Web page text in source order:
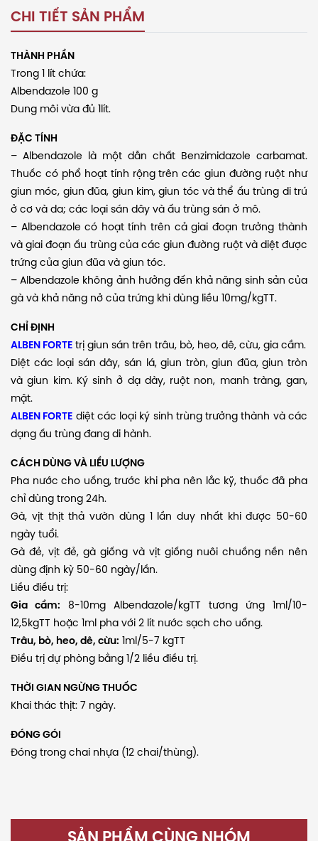
CHI TIẾT SẢN PHẨM
THÀNH PHẦN
Trong 1 lít chứa:
Albendazole 100 g
Dung môi vừa đủ 1lít.
ĐẶC TÍNH
– Albendazole là một dẫn chất Benzimidazole carbamat.
Thuốc có phổ hoạt tính rộng trên các giun đường ruột như
giun móc, giun đũa, giun kim, giun tóc và thể ấu trùng di trú
ở cơ và da; các loại sán dây và ấu trùng sán ở mô.
– Albendazole có hoạt tính trên cả giai đoạn trưởng thành
và giai đoạn ấu trùng của các giun đường ruột và diệt được
trứng của giun đũa và giun tóc.
– Albendazole không ảnh hưởng đến khả năng sinh sản của
gà và khả năng nở của trứng khi dùng liều 10mg/kgTT.
CHỈ ĐỊNH
ALBEN FORTE trị giun sán trên trâu, bò, heo, dê, cừu, gia cầm.
Diệt các loại sán dây, sán lá, giun tròn, giun đũa, giun tròn
và giun kim. Ký sinh ở dạ dày, ruột non, manh tràng, gan,
mật.
ALBEN FORTE diệt các loại ký sinh trùng trưởng thành và các
dạng ấu trùng đang di hành.
CÁCH DÙNG VÀ LIỀU LƯỢNG
Pha nước cho uống, trước khi pha nên lắc kỹ, thuốc đã pha
chỉ dùng trong 24h.
Gà, vịt thịt thả vườn dùng 1 lần duy nhất khi được 50-60
ngày tuổi.
Gà đẻ, vịt đẻ, gà giống và vịt giống nuôi chuồng nền nên
dùng định kỳ 50-60 ngày/lần.
Liều điều trị:
Gia cầm: 8-10mg Albendazole/kgTT tương ứng 1ml/10-
12,5kgTT hoặc 1ml pha với 2 lít nước sạch cho uống.
Trâu, bò, heo, dê, cừu: 1ml/5-7 kgTT
Điều trị dự phòng bằng 1/2 liều điều trị.
THỜI GIAN NGỪNG THUỐC
Khai thác thịt: 7 ngày.
ĐÓNG GÓI
Đóng trong chai nhựa (12 chai/thùng).
SẢN PHẨM CÙNG NHÓM